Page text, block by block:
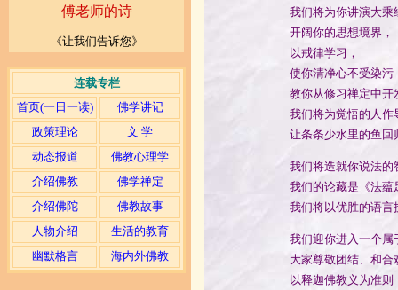
傅老师的诗
《让我们告诉您》
连载专栏
首页(一日一读)
佛学讲记
政策理论
文 学
动态报道
佛教心理学
介绍佛教
佛学禅定
介绍佛陀
佛教故事
人物介绍
生活的教育
幽默格言
海内外佛教
我们将为你讲演大乘经典
开阔你的思想境界，
以戒律学习，
使你清净心不受染污
教你从修习禅定中开发
我们将为觉悟的人作导
让条条少水里的鱼回归
我们将造就你说法的智
我们的论藏是《法蕴足论》
我们将以优胜的语言技巧和
我们迎你进入一个属于清
大家尊敬团结、和合欢喜
以释迦佛教义为准则